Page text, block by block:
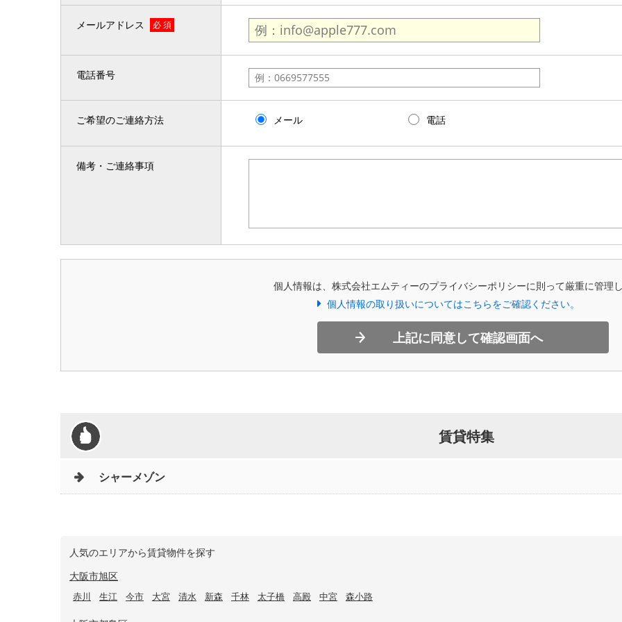
メールアドレス 必 須
電話番号
ご希望のご連絡方法 メール 電話
備考・ご連絡事項
個人情報は、株式会社エムティーのプライバシーポリシーに則って厳重に管理
個人情報の取り扱いについてはこちらをご確認ください。
上記に同意して確認画面へ
賃貸特集
シャーメゾン
人気のエリアから賃貸物件を探す
大阪市旭区
赤川 生江 今市 大宮 清水 新森 千林 太子橋 高殿 中宮 森小路